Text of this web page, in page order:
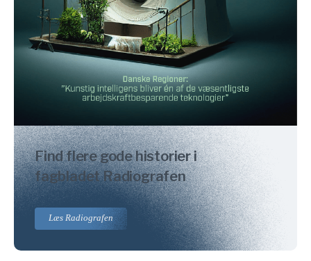
Find flere gode historier i
fagbladet Radiografen
Læs Radiografen